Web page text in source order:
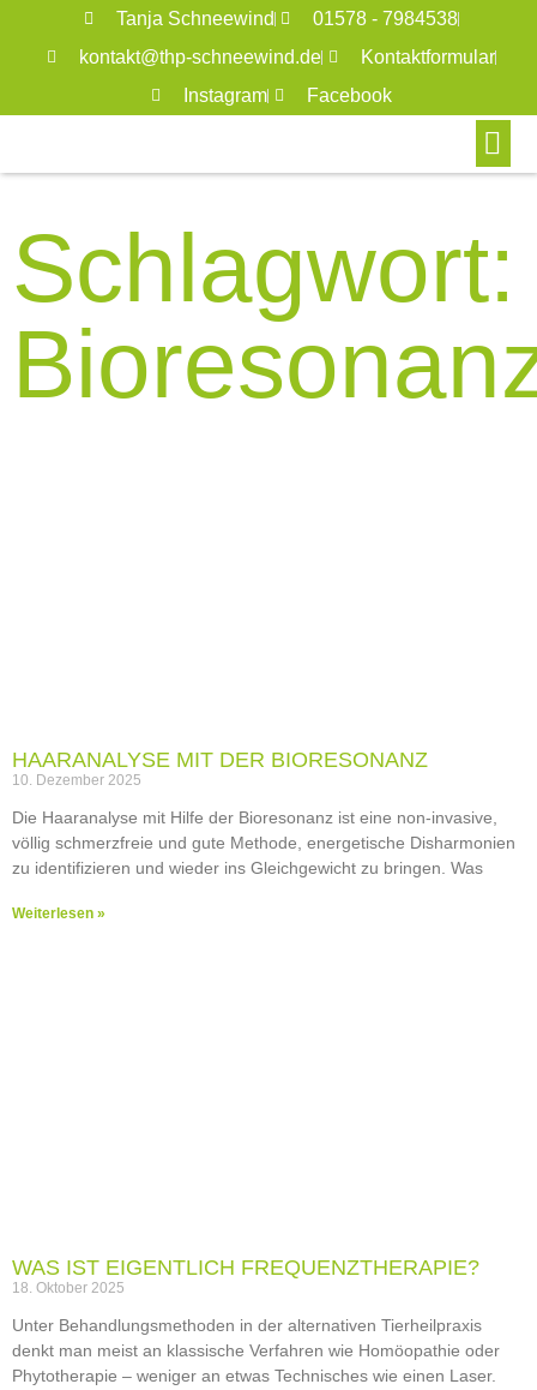
Tanja Schneewind
01578 - 7984538
kontakt@thp-schneewind.de
Kontaktformular
Instagram
Facebook
Schlagwort:
HAARANALYSE MIT DER BIORESONANZ
10. Dezember 2025
Die Haaranalyse mit Hilfe der Bioresonanz ist eine non-invasive,
völlig schmerzfreie und gute Methode, energetische Disharmonien
zu identifizieren und wieder ins Gleichgewicht zu bringen. Was
Weiterlesen »
WAS IST EIGENTLICH FREQUENZTHERAPIE?
18. Oktober 2025
Unter Behandlungsmethoden in der alternativen Tierheilpraxis
denkt man meist an klassische Verfahren wie Homöopathie oder
Phytotherapie – weniger an etwas Technisches wie einen Laser.